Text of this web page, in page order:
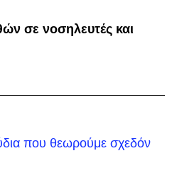
σε νοσηλευτές και
που θεωρούμε σχεδόν